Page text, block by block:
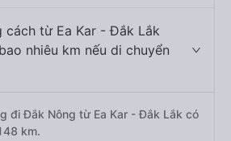
cách từ Ea Kar - Đắk Lắk
nhiêu km nếu di chuyển
đi Đắk Nông từ Ea Kar - Đắk Lắk có
km.